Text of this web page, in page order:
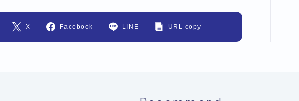
X Facebook LINE URL copy